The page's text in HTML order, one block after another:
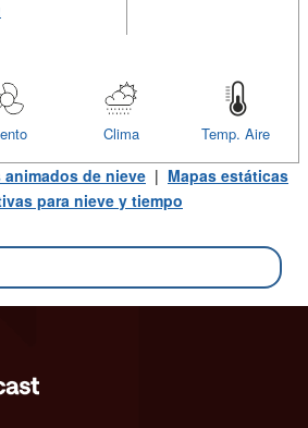
Temp. Aire
Clima
de nieve | Mapas estáticas
para nieve y tiempo